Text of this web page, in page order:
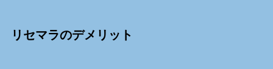
リセマラのデメリット